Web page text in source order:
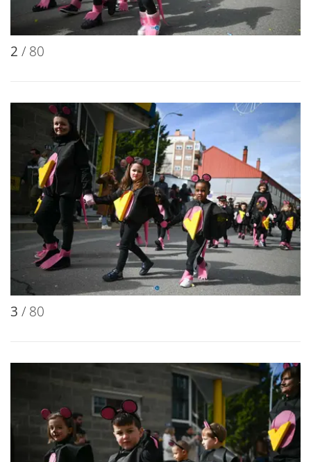
2 / 80
3 / 80